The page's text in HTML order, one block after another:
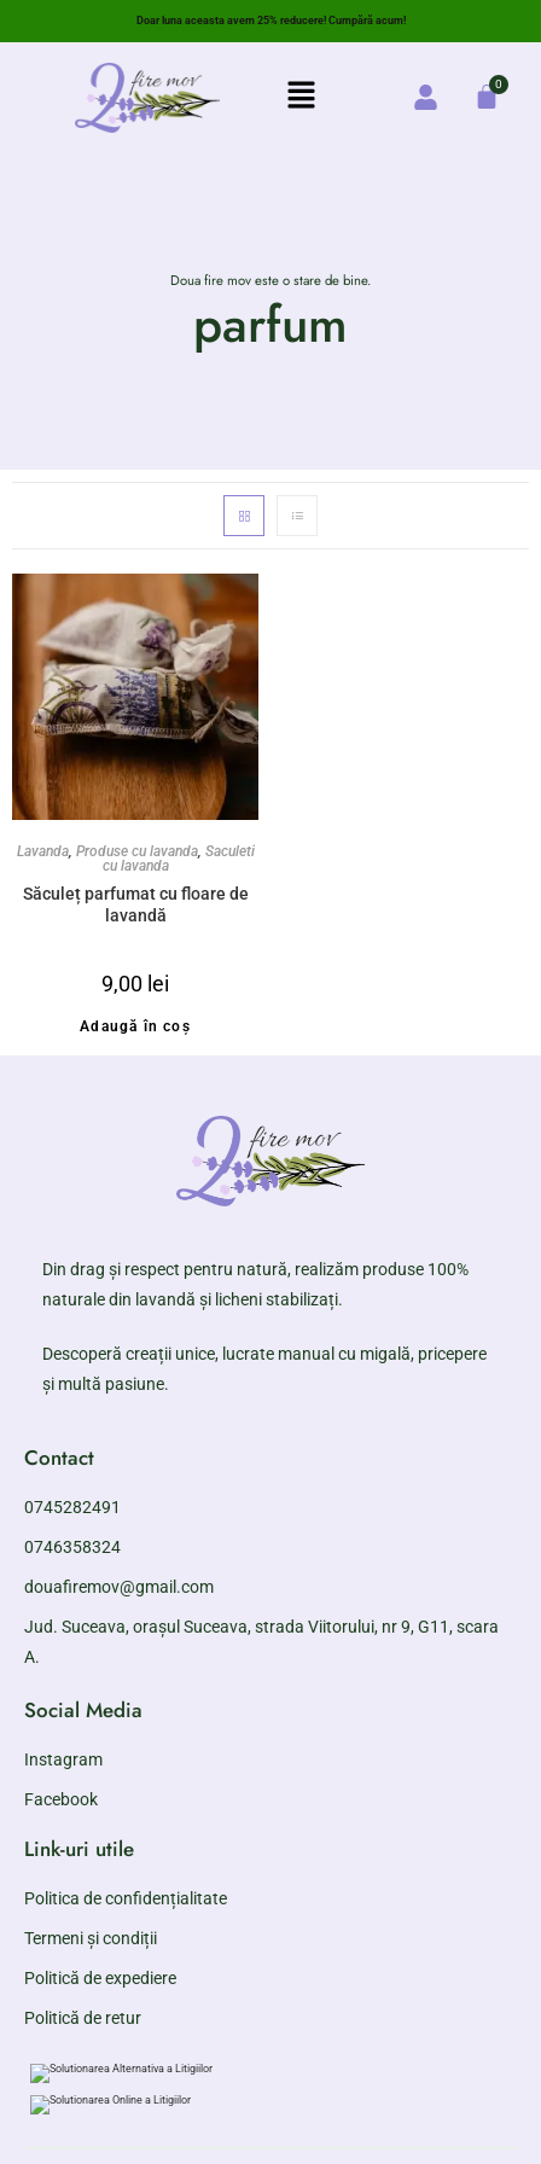
Doar luna aceasta avem 25% reducere! Cumpără acum!
Doua fire mov este o stare de bine.
parfum
Lavanda, Produse cu lavanda, Saculeti
cu lavanda
Săculeț parfumat cu floare de
lavandă
9,00 lei
Adaugă în coș
Din drag și respect pentru natură, realizăm produse 100%
naturale din lavandă și licheni stabilizați.
Descoperă creații unice, lucrate manual cu migală, pricepere
și multă pasiune.
Contact
0745282491
0746358324
douafiremov@gmail.com
Jud. Suceava, orașul Suceava, strada Viitorului, nr 9, G11, scara
A.
Social Media
Instagram
Facebook
Link-uri utile
Politica de confidențialitate
Termeni și condiții
Politică de expediere
Politică de retur